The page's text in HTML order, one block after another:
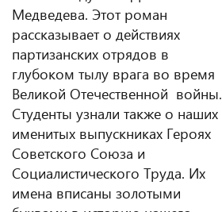
Медведева. Этот роман
рассказывает о действиях
партизанских отрядов в
глубоком тылу врага во время
Великой Отечественной войны.
Студенты узнали также о наших
именитых выпускниках Героях
Советского Союза и
Социалистического Труда. Их
имена вписаны золотыми